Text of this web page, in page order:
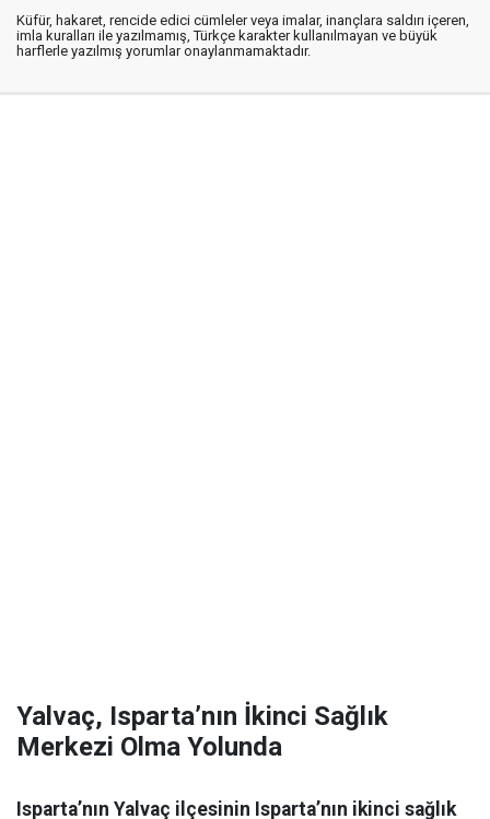
Küfür, hakaret, rencide edici cümleler veya imalar, inançlara saldırı içeren,
imla kuralları ile yazılmamış, Türkçe karakter kullanılmayan ve büyük
harflerle yazılmış yorumlar onaylanmamaktadır.
Yalvaç, Isparta’nın İkinci Sağlık
Merkezi Olma Yolunda
Isparta’nın Yalvaç ilçesinin Isparta’nın ikinci sağlık